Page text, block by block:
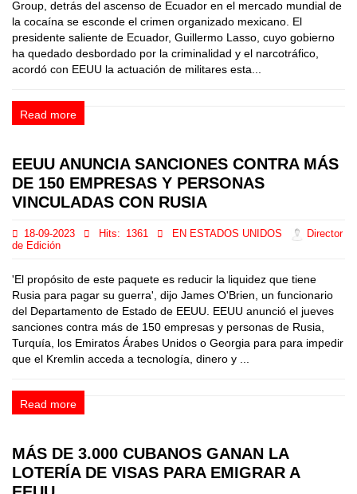
Group, detrás del ascenso de Ecuador en el mercado mundial de
la cocaína se esconde el crimen organizado mexicano. El
presidente saliente de Ecuador, Guillermo Lasso, cuyo gobierno
ha quedado desbordado por la criminalidad y el narcotráfico,
acordó con EEUU la actuación de militares esta...
Read more
EEUU ANUNCIA SANCIONES CONTRA MÁS
DE 150 EMPRESAS Y PERSONAS
VINCULADAS CON RUSIA
18-09-2023 Hits: 1361 EN ESTADOS UNIDOS
Director
de Edición
'El propósito de este paquete es reducir la liquidez que tiene
Rusia para pagar su guerra', dijo James O'Brien, un funcionario
del Departamento de Estado de EEUU. EEUU anunció el jueves
sanciones contra más de 150 empresas y personas de Rusia,
Turquía, los Emiratos Árabes Unidos o Georgia para para impedir
que el Kremlin acceda a tecnología, dinero y ...
Read more
MÁS DE 3.000 CUBANOS GANAN LA
LOTERÍA DE VISAS PARA EMIGRAR A